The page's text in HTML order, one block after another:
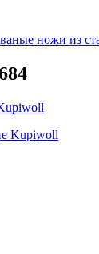
ножи из